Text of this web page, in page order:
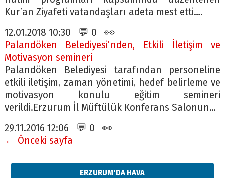
Kur’an Ziyafeti vatandaşları adeta mest etti….
12.01.2018 10:30 💬 0 👀
Palandöken Belediyesi’nden, Etkili İletişim ve
Motivasyon semineri
Palandöken Belediyesi tarafından personeline
etkili iletişim, zaman yönetimi, hedef belirleme ve
motivasyon konulu eğitim semineri
verildi.Erzurum İl Müftülük Konferans Salonun…
29.11.2016 12:06 💬 0 👀
← Önceki sayfa
ERZURUM'DA HAVA